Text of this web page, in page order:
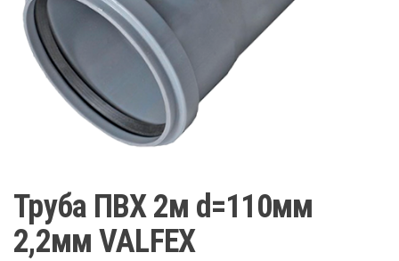
Труба ПВХ 2м d=110мм
2,2мм VALFEX